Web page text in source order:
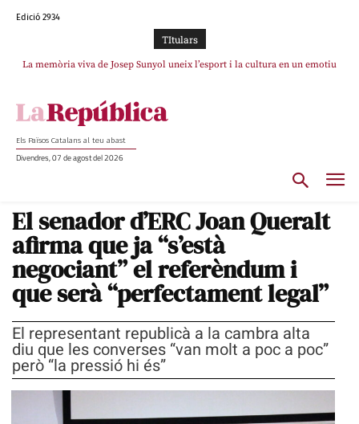
Edició 2934
TItulars
La memòria viva de Josep Sunyol uneix l’esport i la cultura en un emotiu
Els Països Catalans al teu abast
Divendres, 07 de agost del 2026
El senador d’ERC Joan Queralt
afirma que ja “s’està
negociant” el referèndum i
que serà “perfectament legal”
El representant republicà a la cambra alta
diu que les converses “van molt a poc a poc”
però “la pressió hi és”